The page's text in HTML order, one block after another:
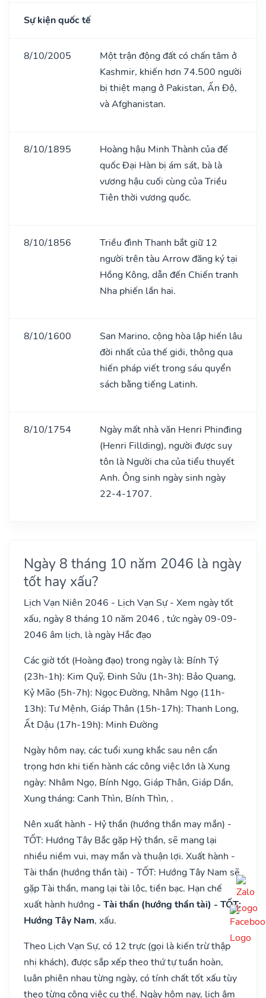
Sự kiện quốc tế
8/10/2005
Một trận động đất có chấn tâm ở
Kashmir, khiến hơn 74.500 người
bị thiệt mạng ở Pakistan, Ấn Độ,
và Afghanistan.
8/10/1895
Hoàng hậu Minh Thành của đế
quốc Đại Hàn bị ám sát, bà là
vương hậu cuối cùng của Triều
Tiên thời vương quốc.
8/10/1856
Triều đình Thanh bắt giữ 12
người trên tàu Arrow đăng ký tại
Hồng Kông, dẫn đến Chiến tranh
Nha phiến lần hai.
8/10/1600
San Marino, cộng hòa lập hiến lâu
đời nhất của thế giới, thông qua
hiến pháp viết trong sáu quyển
sách bằng tiếng Latinh.
8/10/1754
Ngày mất nhà văn Henri Phinđing
(Henri Fillding), người được suy
tôn là Người cha của tiểu thuyết
Anh. Ông sinh ngày sinh ngày
22-4-1707.
Ngày 8 tháng 10 năm 2046 là ngày
tốt hay xấu?
Lịch Vạn Niên 2046 - Lịch Vạn Sự - Xem ngày tốt
xấu, ngày 8 tháng 10 năm 2046 , tức ngày 09-09-
2046 âm lịch, là ngày Hắc đạo
Các giờ tốt (Hoàng đạo) trong ngày là: Bính Tý
(23h-1h): Kim Quỹ, Đinh Sửu (1h-3h): Bảo Quang,
Kỷ Mão (5h-7h): Ngọc Đường, Nhâm Ngọ (11h-
13h): Tư Mệnh, Giáp Thân (15h-17h): Thanh Long,
Ất Dậu (17h-19h): Minh Đường
Ngày hôm nay, các tuổi xung khắc sau nên cẩn
trọng hơn khi tiến hành các công việc lớn là Xung
ngày: Nhâm Ngọ, Bính Ngọ, Giáp Thân, Giáp Dần,
Xung tháng: Canh Thìn, Bính Thìn, .
Nên xuất hành - Hỷ thần (hướng thần may mắn) -
TỐT: Hướng Tây Bắc gặp Hỷ thần, sẽ mang lại
nhiều niềm vui, may mắn và thuận lợi. Xuất hành -
Tài thần (hướng thần tài) - TỐT: Hướng Tây Nam sẽ
gặp Tài thần, mang lại tài lộc, tiền bạc. Hạn chế
xuất hành hướng - Tài thần (hướng thần tài) - TỐT:
Hướng Tây Nam, xấu.
Theo Lịch Vạn Sự, có 12 trực (gọi là kiến trừ thập
nhị khách), được sắp xếp theo thứ tự tuần hoàn,
luân phiên nhau từng ngày, có tính chất tốt xấu tùy
theo từng công việc cụ thể. Ngày hôm nay, lịch âm